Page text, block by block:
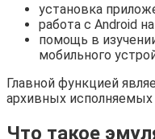
установка
работа с Android
помощь в
мобильного
Главной функцией
архивных
Что такое